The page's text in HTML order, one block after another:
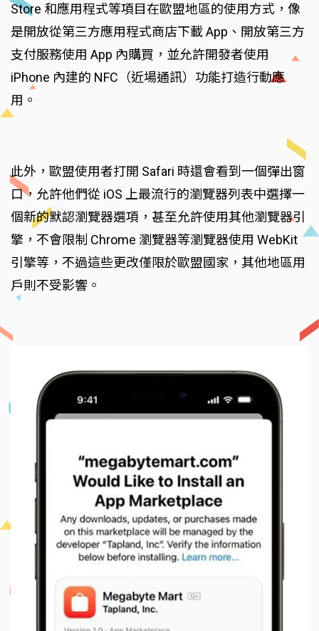
Store 和應用程式等項目在歐盟地區的使用方式，像
是開放從第三方應用程式商店下載 App、開放第三方
支付服務使用 App 內購買，並允許開發者使用
iPhone 內建的 NFC（近場通訊）功能打造行動應
用。
此外，歐盟使用者打開 Safari 時還會看到一個彈出窗
口，允許他們從 iOS 上最流行的瀏覽器列表中選擇一
個新的默認瀏覽器選項，甚至允許使用其他瀏覽器引
擎，不會限制 Chrome 瀏覽器等瀏覽器使用 WebKit
引擎等，不過這些更改僅限於歐盟國家，其他地區用
戶則不受影響。